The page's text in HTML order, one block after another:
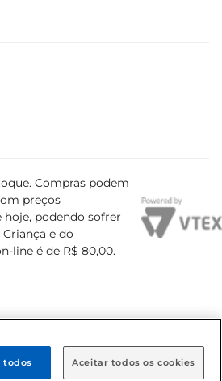
Compras podem
preços
podendo sofrer
e do
line é de R$ 80,00.
todos Aceitar todos os cookies